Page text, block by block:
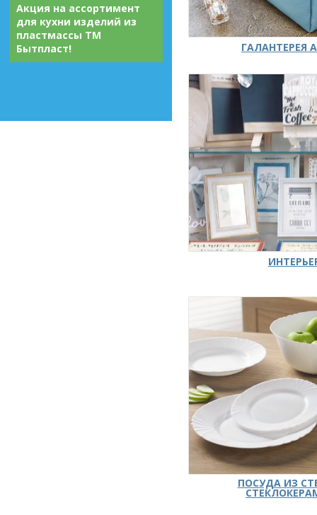
Акция на ассортимент
для кухни изделий из
пластмассы ТМ
Бытпласт!
ГАЛАНТЕРЕЯ
ПОСУДА ИЗ